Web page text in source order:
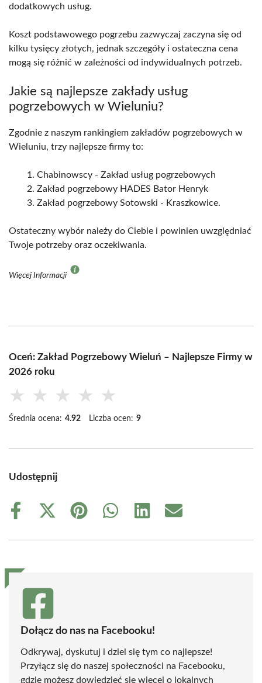
dodatkowych usług.
Koszt podstawowego pogrzebu zazwyczaj zaczyna się od
kilku tysięcy złotych, jednak szczegóły i ostateczna cena
mogą się różnić w zależności od indywidualnych potrzeb.
Jakie są najlepsze zakłady usług
pogrzebowych w Wieluniu?
Zgodnie z naszym rankingiem zakładów pogrzebowych w
Wieluniu, trzy najlepsze firmy to:
Chabinowscy - Zakład usług pogrzebowych
Zakład pogrzebowy HADES Bator Henryk
Zakład pogrzebowy Sotowski - Kraszkowice.
Ostateczny wybór należy do Ciebie i powinien uwzględniać
Twoje potrzeby oraz oczekiwania.
Więcej Informacji
Oceń: Zakład Pogrzebowy Wieluń – Najlepsze Firmy w
2026 roku
★ ★ ★ ★ ★
Średnia ocena: 4.92 Liczba ocen: 9
Udostępnij
Share
Share
(Twitter)
Share
Share
Share
Share
Dołącz do nas na Facebooku!
Odkrywaj, dyskutuj i dziel się tym co najlepsze!
Przyłącz się do naszej społeczności na Facebooku,
gdzie możesz dowiedzieć się więcej o lokalnych